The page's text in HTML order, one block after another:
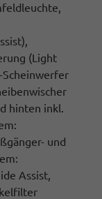
(Light
Scheinwerfer
hinten inkl.
und
Assist,